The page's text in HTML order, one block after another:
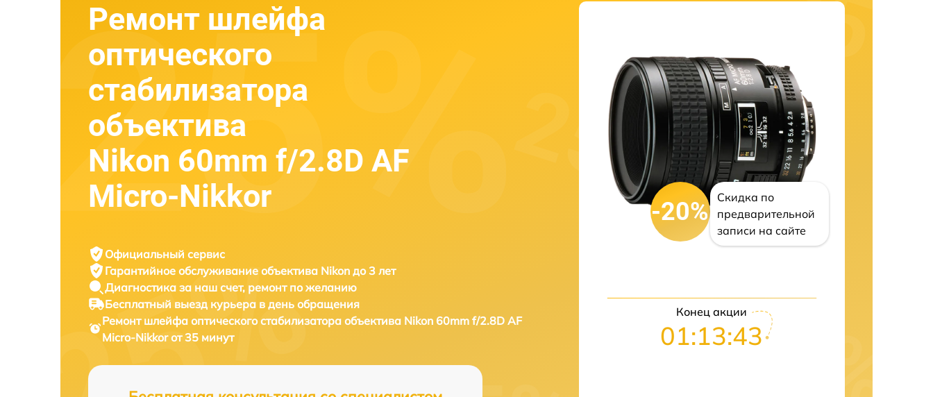
Ремонт шлейфа
оптического
стабилизатора
объектива
Nikon 60mm f/2.8D AF
Micro-Nikkor
Официальный сервис
Гарантийное обслуживание объектива Nikon до 3 лет
Диагностика за наш счет, ремонт по желанию
Бесплатный выезд курьера в день обращения
Ремонт шлейфа оптического стабилизатора объектива Nikon 60mm f/2.8D AF
Micro-Nikkor от 35 минут
-20%
Скидка по
предварительной
записи на сайте
Конец акции
01:13:42